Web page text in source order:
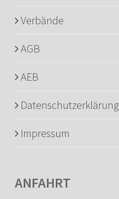
Verbände
AGB
AEB
Datenschutzerklärung
Impressum
ANFAHRT